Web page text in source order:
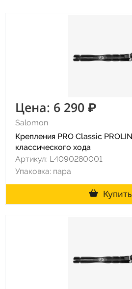
Цена: 6 290 ₽
Salomon
Крепления PRO Classic
классического хода
Артикул: L4090280001
Упаковка: пара
Купить